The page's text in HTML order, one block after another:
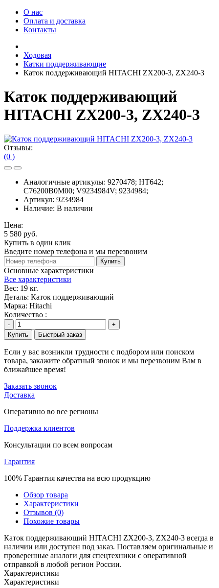
О нас
Оплата и доставка
Контакты
Ходовая
Катки поддерживающие
Каток поддерживающий HITACHI ZX200-3, ZX240-3
Каток поддерживающий
HITACHI ZX200-3, ZX240-3
Отзывы:
(0 )
Аналогичные артикулы: 9270478; HT642;
C76200B0M00; V9234984V; 9234984;
Артикул: 9234984
Наличие: В наличии
Цена:
5 580 руб.
Купить в один клик
Введите номер телефона и мы перезвоним
Купить
Основные характеристики
Все характеристики
Вес: 19 кг.
Деталь: Каток поддерживающий
Марка: Hitachi
Количество :
-
+
Купить
Быстрый заказ
Если у вас возникли трудности с подбором или поиском
товара, закажите обратный звонок и мы перезвоним Вам в
ближайшее время!
Заказать звонок
Доставка
Оперативно во все регионы
Поддержка клиентов
Консультации по всем вопросам
Гарантия
100% Гарантия качества на всю продукцию
Обзор товара
Характеристики
Отзывов (0)
Похожие товары
Каток поддерживающий HITACHI ZX200-3, ZX240-3 всегда в
наличии или доступен под заказ. Поставляем оригинальные и
проверенные аналоги для спецтехники с оперативной
отправкой в любой регион России.
Характеристики
Характеристики